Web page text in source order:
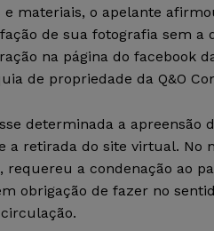
e materiais, o apelante
de sua fotografia sem a
na página do facebook
de propriedade da Q&O
determinada a apreensão
retirada do site virtual. No
a condenação ao
obrigação de fazer no